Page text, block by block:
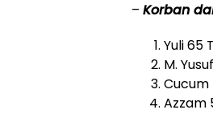
– Korban
Yuli 65
M.
Cucum
Azzam